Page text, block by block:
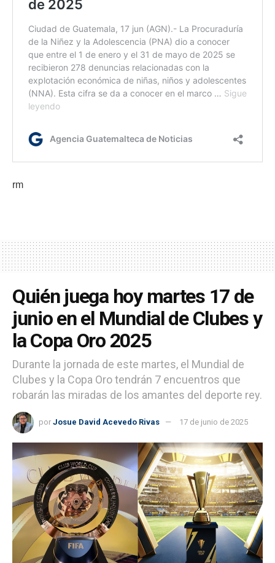
rm
Quién juega hoy martes 17 de
junio en el Mundial de Clubes y
la Copa Oro 2025
Durante la jornada de este martes, el Mundial de
Clubes y la Copa Oro tendrán 7 encuentros que
robarán las miradas de los amantes del deporte rey.
por Josue David Acevedo Rivas 17 de junio de 2025